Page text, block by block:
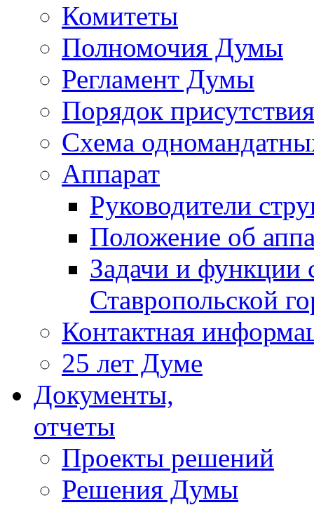
Комитеты
Полномочия Думы
Регламент Думы
Порядок
Схема
Аппарат
Руководители
Положение об
Задачи и функции
Ставропольской
Контактная
25 лет Думе
Документы,
отчеты
Проекты решений
Решения Думы